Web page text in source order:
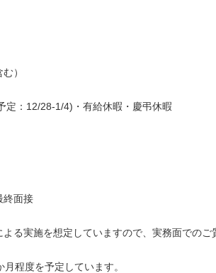
）
定：12/28-1/4)・有給休暇・慶弔休暇
面接
る実施を想定していますので、実務面でのご
程度を予定しています。